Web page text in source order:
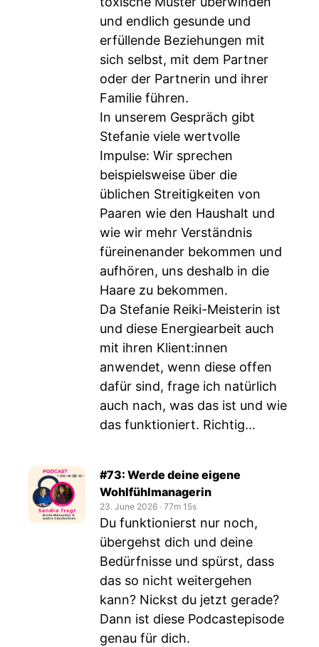
und endlich gesunde und
erfüllende Beziehungen mit
sich selbst, mit dem Partner
oder der Partnerin und ihrer
Familie führen.
In unserem Gespräch gibt
Stefanie viele wertvolle
Impulse: Wir sprechen
beispielsweise über die
üblichen Streitigkeiten von
Paaren wie den Haushalt und
wie wir mehr Verständnis
füreinenander bekommen und
aufhören, uns deshalb in die
Haare zu bekommen.
Da Stefanie Reiki-Meisterin ist
und diese Energiearbeit auch
mit ihren Klient:innen
anwendet, wenn diese offen
dafür sind, frage ich natürlich
auch nach, was das ist und wie
das funktioniert. Richtig...
#73: Werde deine eigene
Wohlfühlmanagerin
23. June 2026 ‧ 77m 15s
Du funktionierst nur noch,
übergehst dich und deine
Bedürfnisse und spürst, dass
das so nicht weitergehen
kann? Nickst du jetzt gerade?
Dann ist diese Podcastepisode
genau für dich.